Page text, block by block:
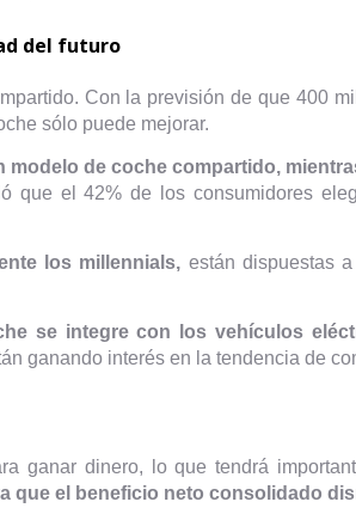
del futuro
Con la previsión de que 400
sólo puede mejorar.
de coche compartido,
que el 42% de los consumidores
los millennials, están dispuestas
se integre con los vehículos
ganando interés en la tendencia de
ganar dinero, lo que tendrá
que el beneficio neto consolidado